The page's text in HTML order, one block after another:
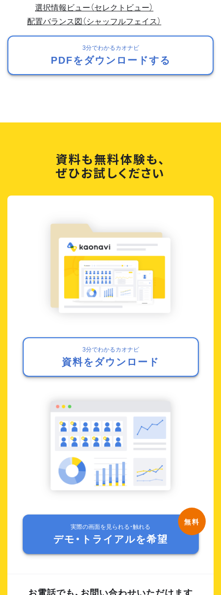
選択情報ビュー（セレクトビュー）
配置バランス図（シャッフルフェイス）
3分でわかるカオナビ
PDFをダウンロードする
資料も無料体験も、
ぜひお試しください
3分でわかるカオナビ
資料をダウンロード
実際の画面を見られる・触れる
デモ・トライアルを希望